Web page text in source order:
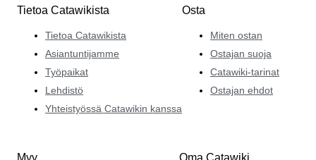
Tietoa Catawikista
Tietoa Catawikista
Asiantuntijamme
Työpaikat
Lehdistö
Yhteistyössä Catawikin kanssa
Osta
Miten ostan
Ostajan suoja
Catawiki-tarinat
Ostajan ehdot